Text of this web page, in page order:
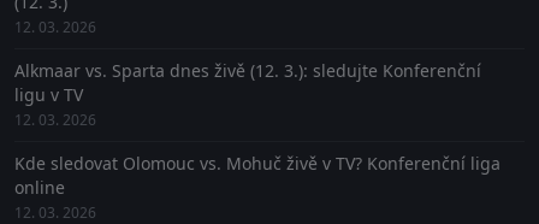
12. 03. 2026
Alkmaar vs. Sparta dnes živě (12. 3.): sledujte Konferenční
ligu v TV
12. 03. 2026
Kde sledovat Olomouc vs. Mohuč živě v TV? Konferenční liga
online
12. 03. 2026